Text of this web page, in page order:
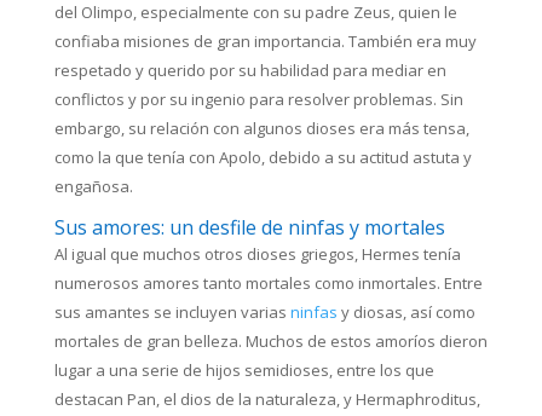
del Olimpo, especialmente con su padre Zeus, quien le
confiaba misiones de gran importancia. También era muy
respetado y querido por su habilidad para mediar en
conflictos y por su ingenio para resolver problemas. Sin
embargo, su relación con algunos dioses era más tensa,
como la que tenía con Apolo, debido a su actitud astuta y
engañosa.
Sus amores: un desfile de ninfas y mortales
Al igual que muchos otros dioses griegos, Hermes tenía
numerosos amores tanto mortales como inmortales. Entre
sus amantes se incluyen varias ninfas y diosas, así como
mortales de gran belleza. Muchos de estos amoríos dieron
lugar a una serie de hijos semidioses, entre los que
destacan Pan, el dios de la naturaleza, y Hermaphroditus,